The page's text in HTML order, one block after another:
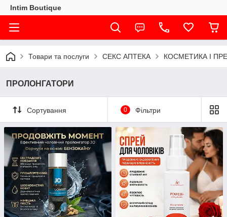
Intim Boutique
Товари та послуги СЕКС АПТЕКА КОСМЕТИКА І
ПРОЛОНГАТОРИ
Сортування 0 Фільтри